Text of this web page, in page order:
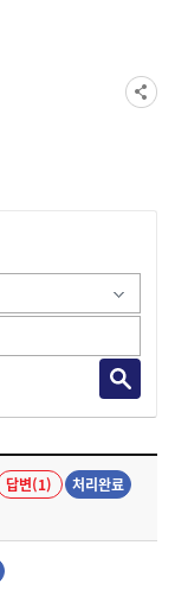
답변(1) 처리완료